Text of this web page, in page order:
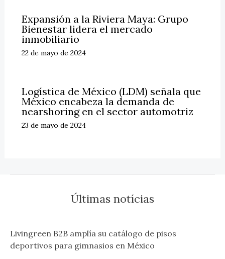
Expansión a la Riviera Maya: Grupo
Bienestar lidera el mercado
inmobiliario
22 de mayo de 2024
Logística de México (LDM) señala que
México encabeza la demanda de
nearshoring en el sector automotriz
23 de mayo de 2024
Últimas notícias
Livingreen B2B amplía su catálogo de pisos
deportivos para gimnasios en México